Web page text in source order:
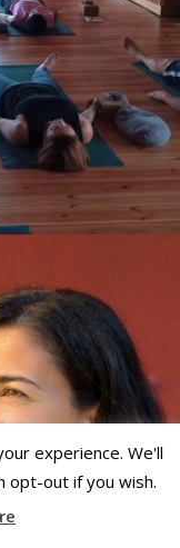
experience. We'll
opt-out if you wish.